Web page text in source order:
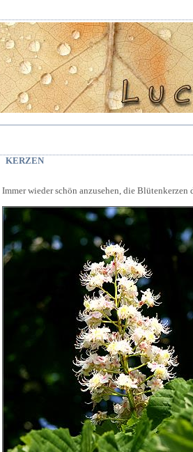
KERZEN
Immer wieder schön anzusehen, die Blütenkerzen